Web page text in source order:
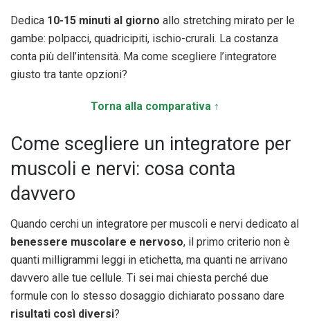
Dedica 10-15 minuti al giorno allo stretching mirato per le
gambe: polpacci, quadricipiti, ischio-crurali. La costanza
conta più dell’intensità. Ma come scegliere l’integratore
giusto tra tante opzioni?
Torna alla comparativa ↑
Come scegliere un integratore per
muscoli e nervi: cosa conta
davvero
Quando cerchi un integratore per muscoli e nervi dedicato al
benessere muscolare e nervoso, il primo criterio non è
quanti milligrammi leggi in etichetta, ma quanti ne arrivano
davvero alle tue cellule. Ti sei mai chiesta perché due
formule con lo stesso dosaggio dichiarato possano dare
risultati così diversi?